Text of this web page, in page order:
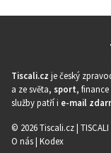
Tiscali.cz je český
a ze světa, sport,
služby patří i e-mail
© 2026 Tiscali.cz |
O nás| Kodex